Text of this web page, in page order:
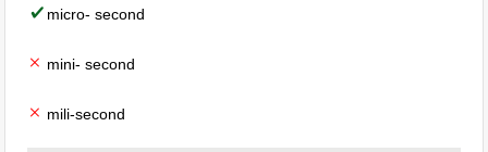
micro- second
mini- second
mili-second